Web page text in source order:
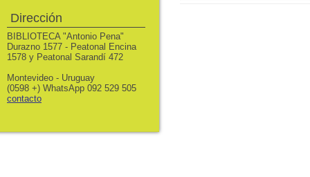
Dirección
BIBLIOTECA "Antonio Pena"
Durazno 1577 - Peatonal Encina
1578 y Peatonal Sarandí 472
Montevideo - Uruguay
(0598 +) WhatsApp 092 529 505
contacto